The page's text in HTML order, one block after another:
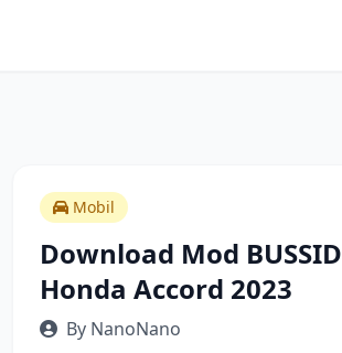
Mobil
Download Mod BUSSID
Honda Accord 2023
By NanoNano